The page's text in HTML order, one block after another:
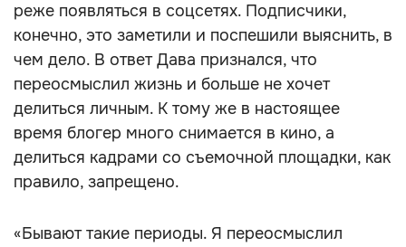
реже появляться в соцсетях. Подписчики,
конечно, это заметили и поспешили выяснить, в
чем дело. В ответ Дава признался, что
переосмыслил жизнь и больше не хочет
делиться личным. К тому же в настоящее
время блогер много снимается в кино, а
делиться кадрами со съемочной площадки, как
правило, запрещено.
«Бывают такие периоды. Я переосмыслил